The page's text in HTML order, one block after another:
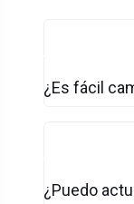
¿Es fácil
¿Puedo